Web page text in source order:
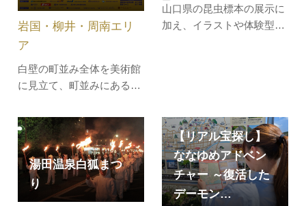
白壁の町並み全体を美術館
に見立て、町並みにある空
にアートスポットを設置
し、分散型のミュージアム
としてこれまでにない見ど
ころを創出します。柳井市
の歴史を元に展示ストーリ
ーを展開し、新たな視点で
岩国・柳井・周南エリ
ア
山口県の昆虫標本の展示に
加え、イラストや体験型コ
ら、実はあまり知られてい
ない昆虫にスポットを当
て、県内ならではの昆虫
や、地域文化と…
湯田温泉白狐まつ
り
【リアル宝探し】
ななゆめアドベン
チャー ～復活した
デーモン…